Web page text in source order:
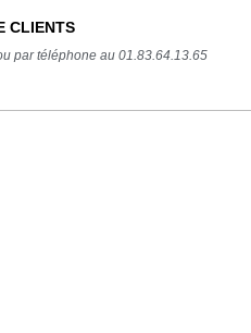
CLIENTS
par téléphone au 01.83.64.13.65